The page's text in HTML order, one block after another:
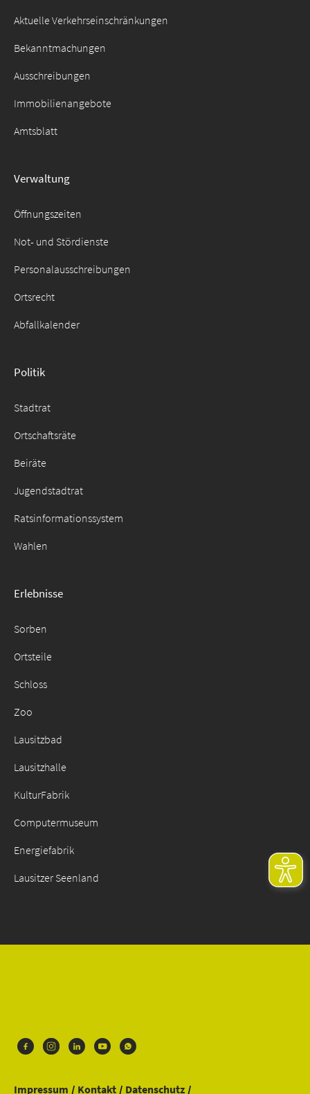
für:
Aktuelle Verkehrseinschränkungen
Bekanntmachungen
Ausschreibungen
Immobilienangebote
Amtsblatt
Verwaltung
Öffnungszeiten
Not- und Stördienste
Personalausschreibungen
Ortsrecht
Abfallkalender
Politik
Stadtrat
Ortschaftsräte
Beiräte
Jugendstadtrat
Ratsinformationssystem
Wahlen
Erlebnisse
Sorben
Ortsteile
Schloss
Zoo
Lausitzbad
Lausitzhalle
KulturFabrik
Computermuseum
Energiefabrik
Lausitzer Seenland
Impressum Kontakt Datenschutz